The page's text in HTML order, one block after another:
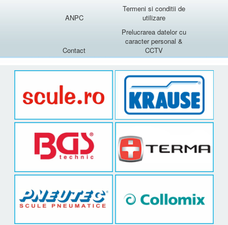
ANPC
Termeni si conditii de
utilizare
Contact
Prelucrarea datelor cu
caracter personal &
CCTV